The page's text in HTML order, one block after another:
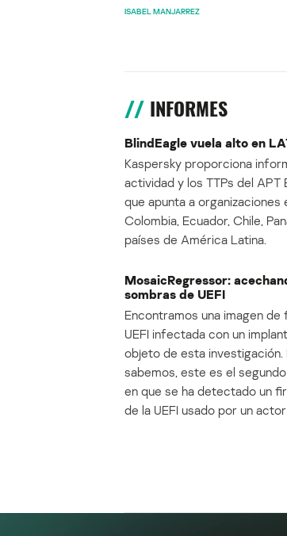
ISABEL MANJARREZ
INFORMES
BlindEagle vuela alto en
Kaspersky proporciona
actividad y los TTPs del APT
que apunta a organizaciones
Colombia, Ecuador, Chile,
países de América Latina.
MosaicRegressor:
sombras de UEFI
Encontramos una imagen de
UEFI infectada con un
objeto de esta investigación.
sabemos, este es el
en que se ha detectado un
de la UEFI usado por un